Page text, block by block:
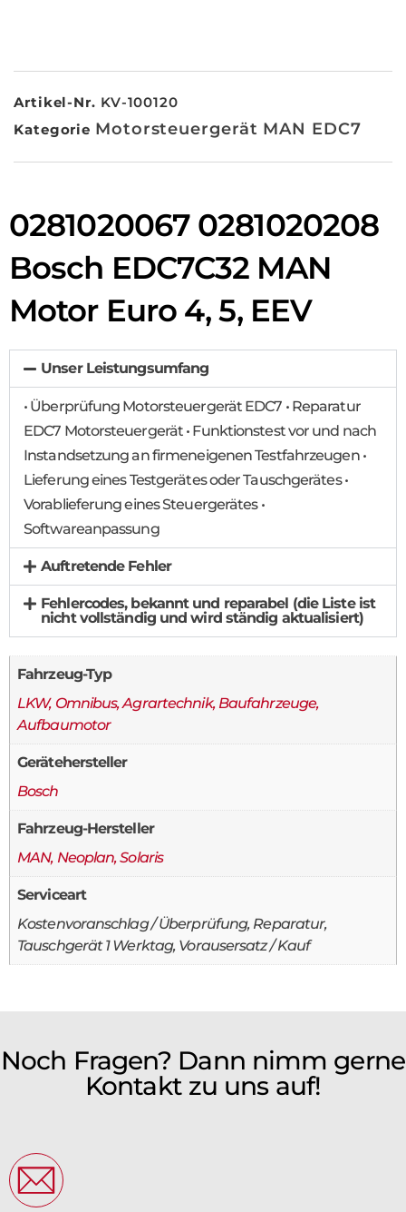
Artikel-Nr. KV-100120
Kategorie Motorsteuergerät MAN EDC7
0281020067 0281020208
Bosch EDC7C32 MAN
Motor Euro 4, 5, EEV
Unser Leistungsumfang
• Überprüfung Motorsteuergerät EDC7 • Reparatur
EDC7 Motorsteuergerät • Funktionstest vor und nach
Instandsetzung an firmeneigenen Testfahrzeugen •
Lieferung eines Testgerätes oder Tauschgerätes •
Vorablieferung eines Steuergerätes •
Softwareanpassung
Auftretende Fehler
Fehlercodes, bekannt und reparabel (die Liste ist
nicht vollständig und wird ständig aktualisiert)
Fahrzeug-Typ
LKW, Omnibus, Agrartechnik, Baufahrzeuge,
Aufbaumotor
Gerätehersteller
Bosch
Fahrzeug-Hersteller
MAN, Neoplan, Solaris
Serviceart
Kostenvoranschlag / Überprüfung, Reparatur,
Tauschgerät 1 Werktag, Vorausersatz / Kauf
Noch Fragen? Dann nimm gerne
Kontakt zu uns auf!